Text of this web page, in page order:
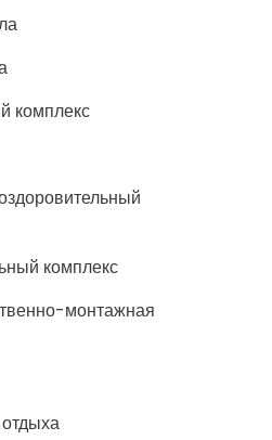
комплекс
комплекс
монтажная